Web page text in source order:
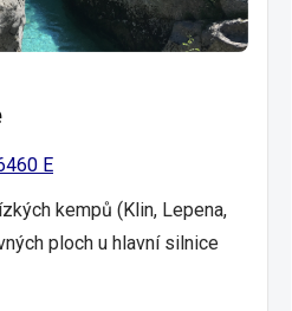
E
kempů (Klin, Lepena,
ploch u hlavní silnice